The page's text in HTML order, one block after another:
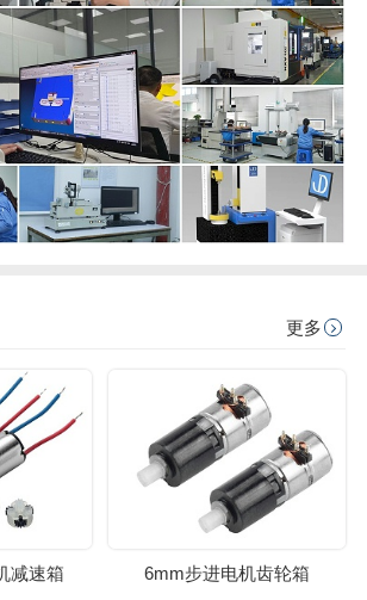
更多
减速箱 6mm步进电机齿轮箱